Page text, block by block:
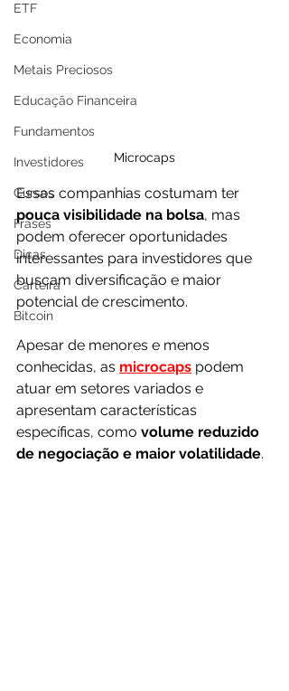
ETF
Economia
Metais Preciosos
Educação Financeira
Fundamentos
Investidores
Cursos
Frases
Dicas
Carteira
Bitcoin
Microcaps
Essas companhias costumam ter
pouca visibilidade na bolsa, mas
podem oferecer oportunidades
interessantes para investidores que
buscam diversificação e maior
potencial de crescimento.
Apesar de menores e menos
conhecidas, as microcaps podem
atuar em setores variados e
apresentam características
específicas, como volume reduzido
de negociação e maior volatilidade.